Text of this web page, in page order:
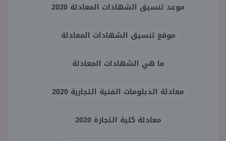
موعد تنسيق الشهادات المعادلة 2020
موقع تنسيق الشهادات المعادلة
ما هي الشهادات المعادلة
معادلة الدبلومات الفنية التجارية 2020
معادلة كلية التجارة 2020